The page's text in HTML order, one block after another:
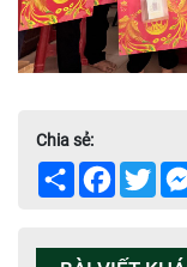
Chia sẻ:
Share Facebook